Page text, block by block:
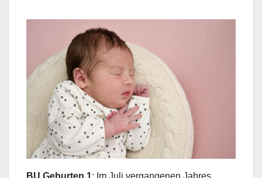
BU Geburten 1 : Im Juli vergangenen Jahres